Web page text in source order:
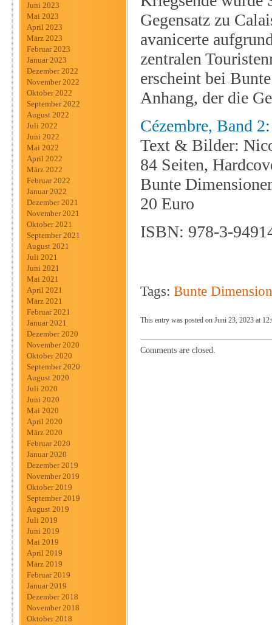
Juni 2023
Mai 2023
April 2023
März 2023
Februar 2023
Januar 2023
Dezember 2022
November 2022
Oktober 2022
September 2022
August 2022
Juli 2022
Juni 2022
Mai 2022
April 2022
März 2022
Februar 2022
Januar 2022
Dezember 2021
November 2021
Oktober 2021
September 2021
August 2021
Juli 2021
Juni 2021
Mai 2021
April 2021
März 2021
Februar 2021
Januar 2021
Dezember 2020
November 2020
Oktober 2020
September 2020
August 2020
Juli 2020
Juni 2020
Mai 2020
April 2020
März 2020
Februar 2020
Januar 2020
Dezember 2019
November 2019
Oktober 2019
September 2019
August 2019
Juli 2019
Juni 2019
Mai 2019
April 2019
März 2019
Februar 2019
Januar 2019
Dezember 2018
November 2018
Oktober 2018
Gegensatz zu
avanicerte
zentralen
erscheint bei
Anhang, der die
Cézembre, Band
Text & Bilder:
84 Seiten,
Bunte
20 Euro
ISBN: 978-3-
Tags: Bunte
This entry was posted on Juni 23, 2023 at
Comments are closed.